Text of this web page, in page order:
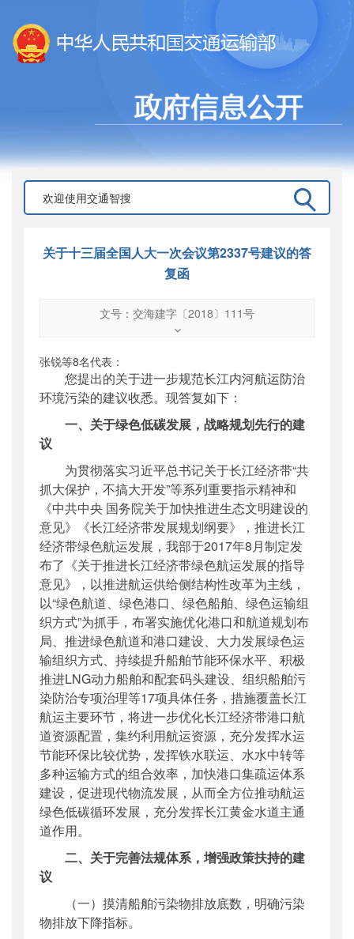
关于十三届全国人大一次会议第2337号建议的答
复函
文号：交海建字〔2018〕111号
交海建字〔2018〕111号
公开日期：2018年06月26日
主题词：十三届全国人大一次会议;建议答复函
主题分类：公众参与
公文类型
张锐等8名代表：
您提出的关于进一步规范长江内河航运防治
环境污染的建议收悉。现答复如下：
一、关于绿色低碳发展，战略规划先行的建
议
为贯彻落实习近平总书记关于长江经济带“共
抓大保护，不搞大开发”等系列重要指示精神和
《中共中央 国务院关于加快推进生态文明建设的
意见》《长江经济带发展规划纲要》，推进长江
经济带绿色航运发展，我部于2017年8月制定发
布了《关于推进长江经济带绿色航运发展的指导
意见》，以推进航运供给侧结构性改革为主线，
以“绿色航道、绿色港口、绿色船舶、绿色运输组
织方式”为抓手，布署实施优化港口和航道规划布
局、推进绿色航道和港口建设、大力发展绿色运
输组织方式、持续提升船舶节能环保水平、积极
推进LNG动力船舶和配套码头建设、组织船舶污
染防治专项治理等17项具体任务，措施覆盖长江
航运主要环节，将进一步优化长江经济带港口航
道资源配置，集约利用航运资源，充分发挥水运
节能环保比较优势，发挥铁水联运、水水中转等
多种运输方式的组合效率，加快港口集疏运体系
建设，促进现代物流发展，从而全方位推动航运
绿色低碳循环发展，充分发挥长江黄金水道主通
道作用。
二、关于完善法规体系，增强政策扶持的建
议
（一）摸清船舶污染物排放底数，明确污染
物排放下降指标。